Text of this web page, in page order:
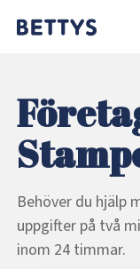
Behöver du hjälp
uppgifter på två
inom 24 timmar.